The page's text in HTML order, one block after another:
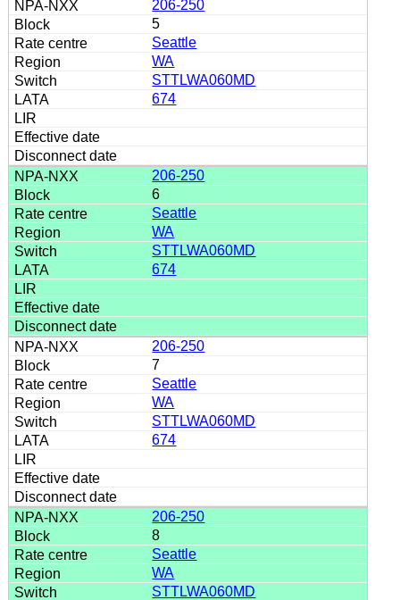
206-250
5
Seattle
WA
STTLWA060MD
674
206-250
6
Seattle
WA
STTLWA060MD
674
206-250
7
Seattle
WA
STTLWA060MD
674
206-250
8
Seattle
WA
STTLWA060MD